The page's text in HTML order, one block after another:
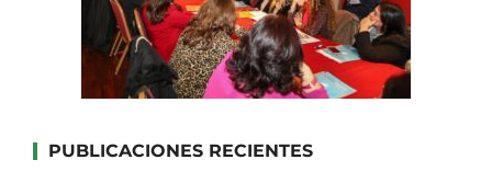
PUBLICACIONES RECIENTES